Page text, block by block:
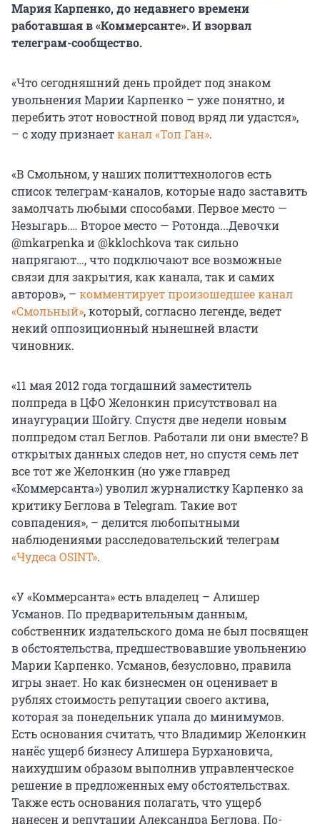
Мария Карпенко, до недавнего времени
работавшая в «Коммерсанте». И взорвал
телеграм-сообщество.
«Что сегодняшний день пройдет под знаком
увольнения Марии Карпенко – уже понятно, и
перебить этот новостной повод вряд ли удастся»,
– с ходу признаетканал «Топ Ган».
«В Смольном, у наших политтехнологов есть
список телеграм-каналов, которые надо заставить
замолчать любыми способами. Первое место —
Незыгарь.… Второе место — Ротонда...Девочки
@mkarpenka и @kklochkova так сильно
напрягают…, что подключают все возможные
связи для закрытия, как канала, так и самих
авторов», – комментирует произошедшее канал
«Смольный», который, согласно легенде, ведет
некий оппозиционный нынешней власти
чиновник.
«11 мая 2012 года тогдашний заместитель
полпреда в ЦФО Желонкин присутствовал на
инаугурации Шойгу. Спустя две недели новым
полпредом стал Беглов. Работали ли они вместе? В
открытых данных следов нет, но спустя семь лет
все тот же Желонкин (но уже главред
«Коммерсанта») уволил журналистку Карпенко за
критику Беглова в Telegram. Такие вот
совпадения», – делится любопытными
наблюдениями расследовательский телеграм
«Чудеса OSINT».
«У «Коммерсанта» есть владелец – Алишер
Усманов. По предварительным данным,
собственник издательского дома не был посвящен
в обстоятельства, предшествовавшие увольнению
Марии Карпенко. Усманов, безусловно, правила
игры знает. Но как бизнесмен он оценивает в
рублях стоимость репутации своего актива,
которая за понедельник упала до минимумов.
Есть основания считать, что Владимир Желонкин
нанёс ущерб бизнесу Алишера Бурхановича,
наихудшим образом выполнив управленческое
решение в предложенных ему обстоятельствах.
Также есть основания полагать, что ущерб
нанесен и репутации Александра Беглова. По-